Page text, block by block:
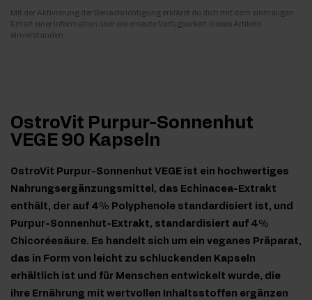
Mit der Aktivierung der Benachrichtigung erklärst du dich mit dem einmaligen
Erhalt einer Information über die erneute Verfügbarkeit dieses Artikels
einverstanden.
OstroVit Purpur-Sonnenhut
VEGE 90 Kapseln
OstroVit Purpur-Sonnenhut VEGE ist ein hochwertiges
Nahrungsergänzungsmittel, das Echinacea-Extrakt
enthält, der auf 4% Polyphenole standardisiert ist, und
Purpur-Sonnenhut-Extrakt, standardisiert auf 4%
Chicoréesäure. Es handelt sich um ein veganes Präparat,
das in Form von leicht zu schluckenden Kapseln
erhältlich ist und für Menschen entwickelt wurde, die
ihre Ernährung mit wertvollen Inhaltsstoffen ergänzen